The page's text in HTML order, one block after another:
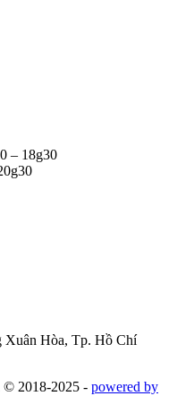
– 18g30
Xuân Hòa, Tp. Hồ Chí
2018-2025 - powered by